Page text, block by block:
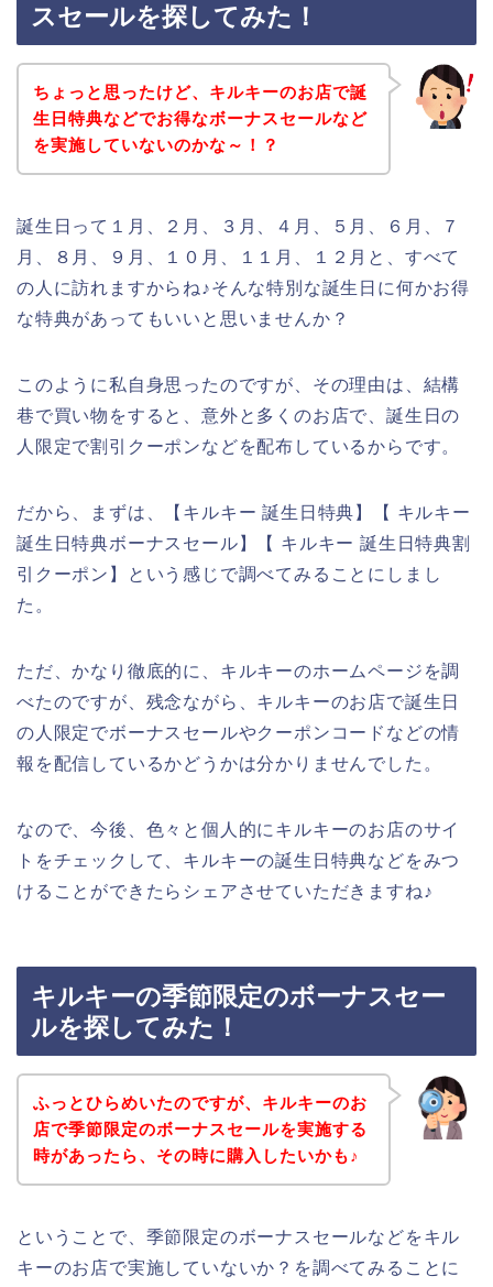
スセールを探してみた！
ちょっと思ったけど、キルキーのお店で誕
生日特典などでお得なボーナスセールなど
を実施していないのかな～！？
誕生日って１月、２月、３月、４月、５月、６月、７
月、８月、９月、１０月、１１月、１２月と、すべて
の人に訪れますからね♪そんな特別な誕生日に何かお得
な特典があってもいいと思いませんか？
このように私自身思ったのですが、その理由は、結構
巷で買い物をすると、意外と多くのお店で、誕生日の
人限定で割引クーポンなどを配布しているからです。
だから、まずは、【キルキー 誕生日特典】【 キルキー
誕生日特典ボーナスセール】【 キルキー 誕生日特典割
引クーポン】という感じで調べてみることにしまし
た。
ただ、かなり徹底的に、キルキーのホームページを調
べたのですが、残念ながら、キルキーのお店で誕生日
の人限定でボーナスセールやクーポンコードなどの情
報を配信しているかどうかは分かりませんでした。
なので、今後、色々と個人的にキルキーのお店のサイ
トをチェックして、キルキーの誕生日特典などをみつ
けることができたらシェアさせていただきますね♪
キルキーの季節限定のボーナスセー
ルを探してみた！
ふっとひらめいたのですが、キルキーのお
店で季節限定のボーナスセールを実施する
時があったら、その時に購入したいかも♪
ということで、季節限定のボーナスセールなどをキル
キーのお店で実施していないか？を調べてみることに